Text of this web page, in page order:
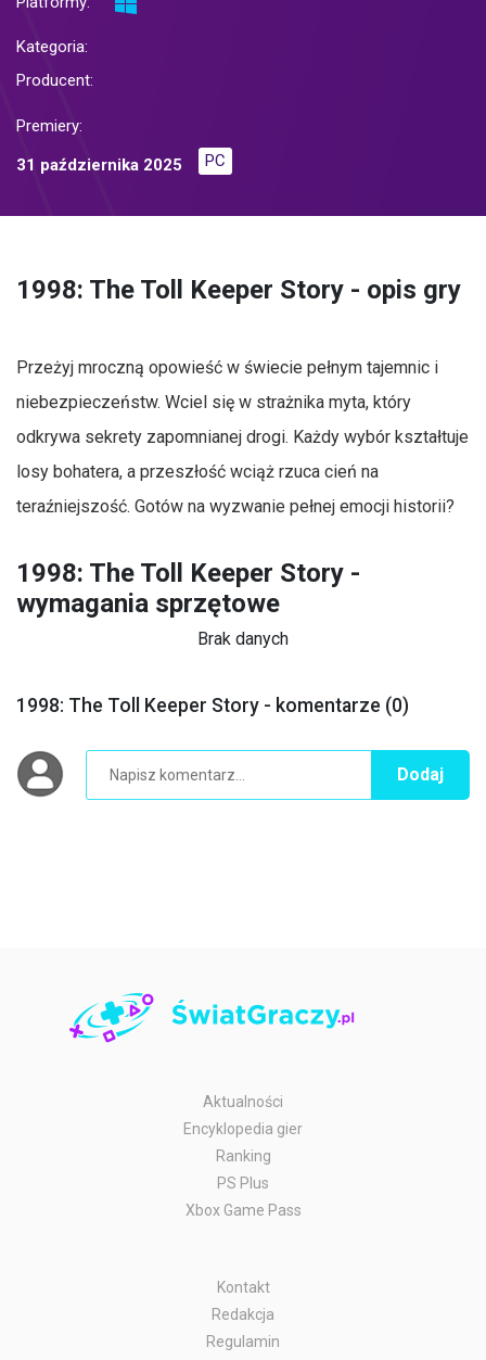
Kategoria:
Producent:
Premiery:
31 października 2025
PC
1998: The Toll Keeper Story - opis gry
Przeżyj mroczną opowieść w świecie pełnym tajemnic i
niebezpieczeństw. Wciel się w strażnika myta, który
odkrywa sekrety zapomnianej drogi. Każdy wybór kształtuje
losy bohatera, a przeszłość wciąż rzuca cień na
teraźniejszość. Gotów na wyzwanie pełnej emocji historii?
1998: The Toll Keeper Story -
wymagania sprzętowe
Brak danych
1998: The Toll Keeper Story - komentarze (0)
Dodaj
Aktualności
Encyklopedia gier
Ranking
PS Plus
Xbox Game Pass
Kontakt
Redakcja
Regulamin